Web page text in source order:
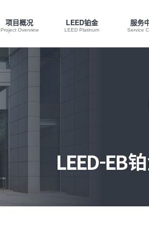
项目概况
Project Overview
LEED铂金
LEED Platinum
服务
Service